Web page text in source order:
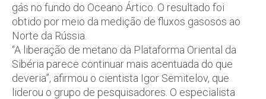
gás no fundo do Oceano Ártico. O resultado foi
obtido por meio da medição de fluxos gasosos ao
Norte da Rússia.
“A liberação de metano da Plataforma Oriental da
Sibéria parece continuar mais acentuada do que
deveria”, afirmou o cientista Igor Semitelov, que
liderou o grupo de pesquisadores. O especialista